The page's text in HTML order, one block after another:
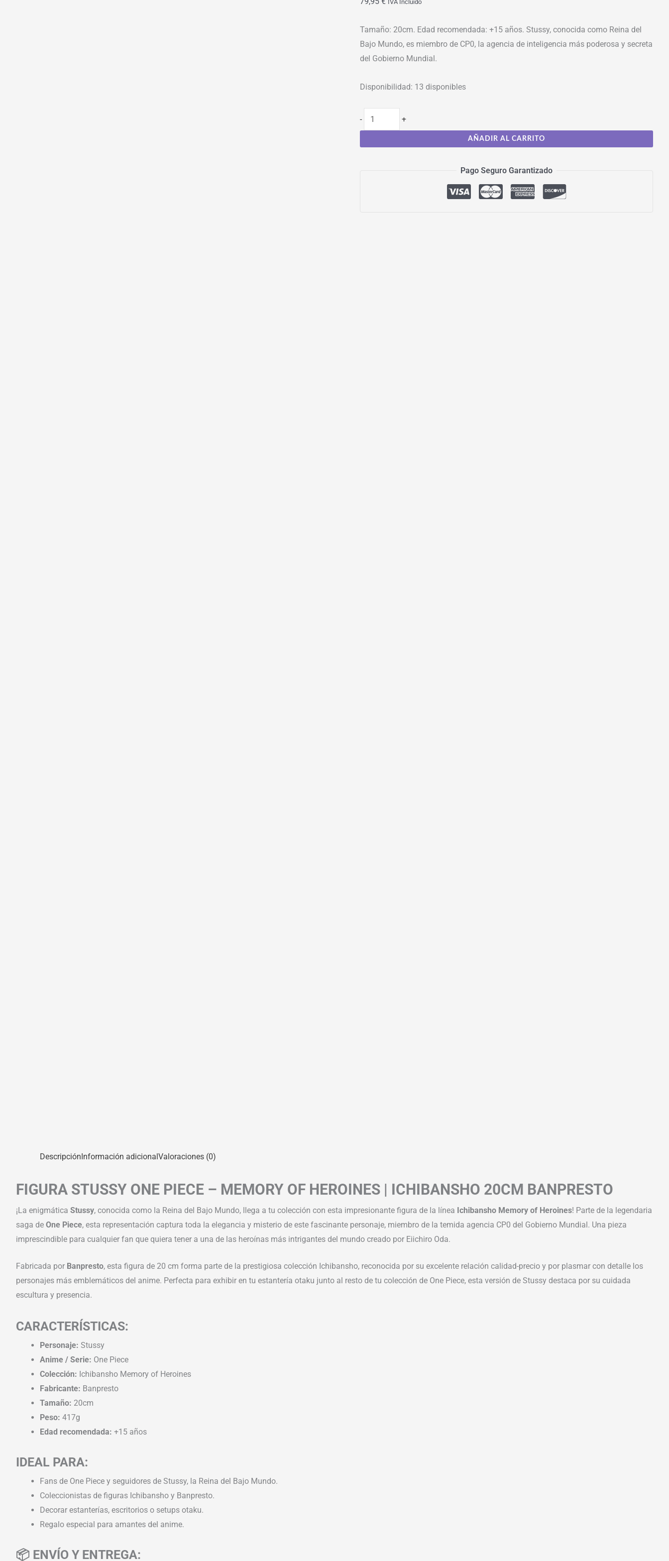
IVA Incluído
Tamaño: 20cm. Edad recomendada: +15 años. Stussy, conocida como Reina del
Bajo Mundo, es miembro de CP0, la agencia de inteligencia más poderosa y secreta
del Gobierno Mundial.
Disponibilidad: 13 disponibles
- +
AÑADIR AL CARRITO
Pago Seguro Garantizado
DescripciónInformación adicionalValoraciones (0)
FIGURA STUSSY ONE PIECE – MEMORY OF HEROINES | ICHIBANSHO 20CM BANPRESTO
¡La enigmática Stussy, conocida como la Reina del Bajo Mundo, llega a tu colección con esta impresionante figura de la línea Ichibansho Memory of Heroines! Parte de la legendaria
saga de One Piece, esta representación captura toda la elegancia y misterio de este fascinante personaje, miembro de la temida agencia CP0 del Gobierno Mundial. Una pieza
imprescindible para cualquier fan que quiera tener a una de las heroínas más intrigantes del mundo creado por Eiichiro Oda.
Fabricada por Banpresto, esta figura de 20 cm forma parte de la prestigiosa colección Ichibansho, reconocida por su excelente relación calidad-precio y por plasmar con detalle los
personajes más emblemáticos del anime. Perfecta para exhibir en tu estantería otaku junto al resto de tu colección de One Piece, esta versión de Stussy destaca por su cuidada
escultura y presencia.
CARACTERÍSTICAS:
Personaje: Stussy
Anime / Serie: One Piece
Colección: Ichibansho Memory of Heroines
Fabricante: Banpresto
Tamaño: 20cm
Peso: 417g
Edad recomendada: +15 años
IDEAL PARA:
Fans de One Piece y seguidores de Stussy, la Reina del Bajo Mundo.
Coleccionistas de figuras Ichibansho y Banpresto.
Decorar estanterías, escritorios o setups otaku.
Regalo especial para amantes del anime.
📦 ENVÍO Y ENTREGA: